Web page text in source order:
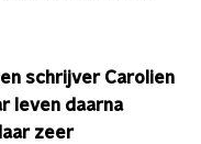
schrijver Carolien
leven daarna
zeer